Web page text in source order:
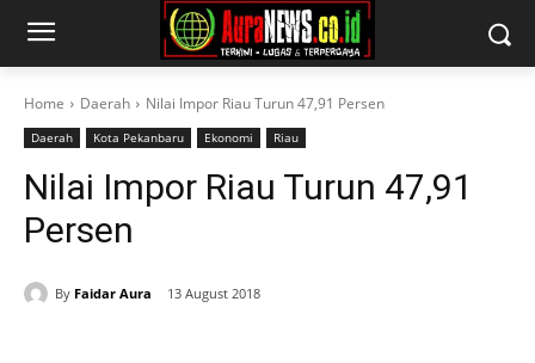
Home Daerah Nilai Impor Riau Turun 47,91 Persen
Daerah Kota Pekanbaru Ekonomi Riau
Nilai Impor Riau Turun 47,91
Persen
By Faidar Aura 13 August 2018